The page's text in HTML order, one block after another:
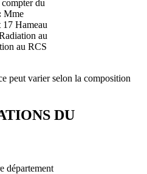
du
Mme
Hameau
au
au RCS
peut varier selon la composition
DU
département